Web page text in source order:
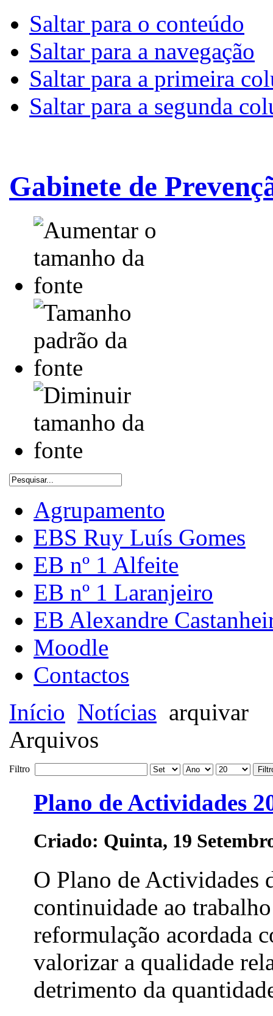
Saltar para o conteúdo
Saltar para a navegação
Saltar para a primeira
Saltar para a segunda
Gabinete de
Agrupamento
EBS Ruy Luís Gomes
EB nº 1 Alfeite
EB nº 1 Laranjeiro
EB Alexandre
Moodle
Contactos
Início Notícias arquivar
Arquivos
Filtro
Plano de Actividades
Criado: Quinta, 19
O Plano de Actividades
continuidade ao
reformulação acordada
valorizar a qualidade
detrimento da